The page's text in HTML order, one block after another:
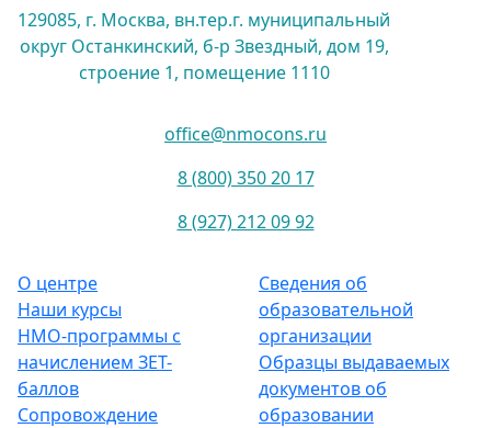
129085, г. Москва, вн.тер.г. муниципальный
округ Останкинский, б-р Звездный, дом 19,
строение 1, помещение 1110
office@nmocons.ru
8 (800) 350 20 17
8 (927) 212 09 92
О центре
Наши курсы
НМО-программы с
начислением ЗЕТ-
баллов
Сопровождение
Сведения об
образовательной
организации
Образцы выдаваемых
документов об
образовании